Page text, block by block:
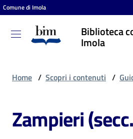
Vai al contenuto
Vai alla navigazione
Vai al footer
Comune di Imola
Biblioteca
Imola
Biblioteca
comunale
Entra
Home / Scopri i contenuti /
Zampieri